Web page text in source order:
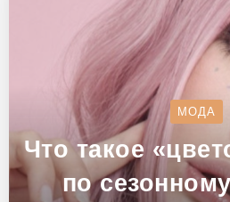
МОДА
Что такое
по